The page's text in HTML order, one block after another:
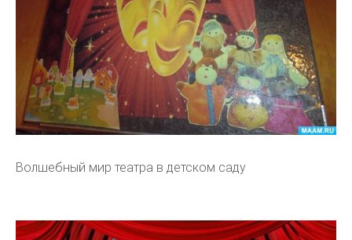
Волшебный мир театра в детском саду